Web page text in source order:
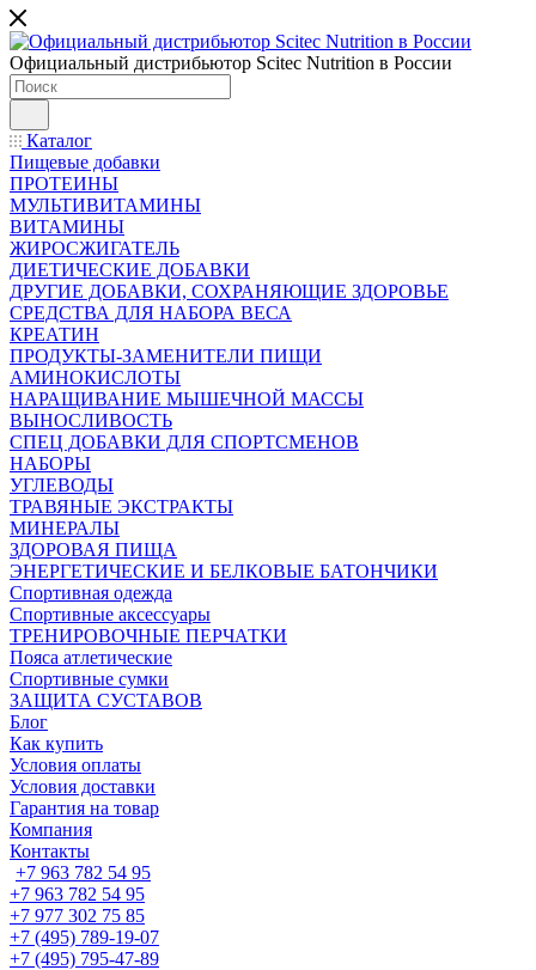
Официальный дистрибьютор Scitec Nutrition в России
Каталог
Пищевые добавки
ПРОТЕИНЫ
МУЛЬТИВИТАМИНЫ
ВИТАМИНЫ
ЖИРОСЖИГАТЕЛЬ
ДИЕТИЧЕСКИЕ ДОБАВКИ
ДРУГИЕ ДОБАВКИ, СОХРАНЯЮЩИЕ ЗДОРОВЬЕ
СРЕДСТВА ДЛЯ НАБОРА ВЕСА
КРЕАТИН
ПРОДУКТЫ-ЗАМЕНИТЕЛИ ПИЩИ
АМИНОКИСЛОТЫ
НАРАЩИВАНИЕ МЫШЕЧНОЙ МАССЫ
ВЫНОСЛИВОСТЬ
СПЕЦ ДОБАВКИ ДЛЯ СПОРТСМЕНОВ
НАБОРЫ
УГЛЕВОДЫ
ТРАВЯНЫЕ ЭКСТРАКТЫ
МИНЕРАЛЫ
ЗДОРОВАЯ ПИЩА
ЭНЕРГЕТИЧЕСКИЕ И БЕЛКОВЫЕ БАТОНЧИКИ
Спортивная одежда
Спортивные аксессуары
ТРЕНИРОВОЧНЫЕ ПЕРЧАТКИ
Пояса атлетические
Спортивные сумки
ЗАЩИТА СУСТАВОВ
Блог
Как купить
Условия оплаты
Условия доставки
Гарантия на товар
Компания
Контакты
+7 963 782 54 95
+7 963 782 54 95
+7 977 302 75 85
+7 (495) 789-19-07
+7 (495) 795-47-89